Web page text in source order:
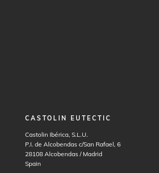
CASTOLIN EUTECTIC
Castolin Ibérica, S.L.U.
P.I. de Alcobendas c/San Rafael, 6
28108 Alcobendas / Madrid
Spain